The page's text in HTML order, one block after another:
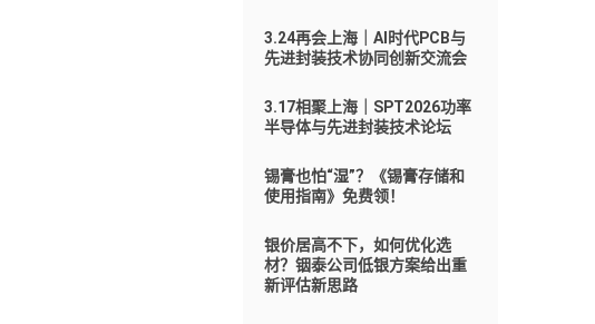
3.24再会上海｜AI时代PCB与
先进封装技术协同创新交流会
3.17相聚上海｜SPT2026功率
半导体与先进封装技术论坛
锡膏也怕“湿”？《锡膏存储和
使用指南》免费领！
银价居高不下，如何优化选
材？铟泰公司低银方案给出重
新评估新思路